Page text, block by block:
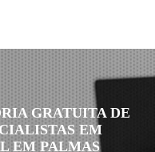
GRATUITA DE
EM
EM PALMAS